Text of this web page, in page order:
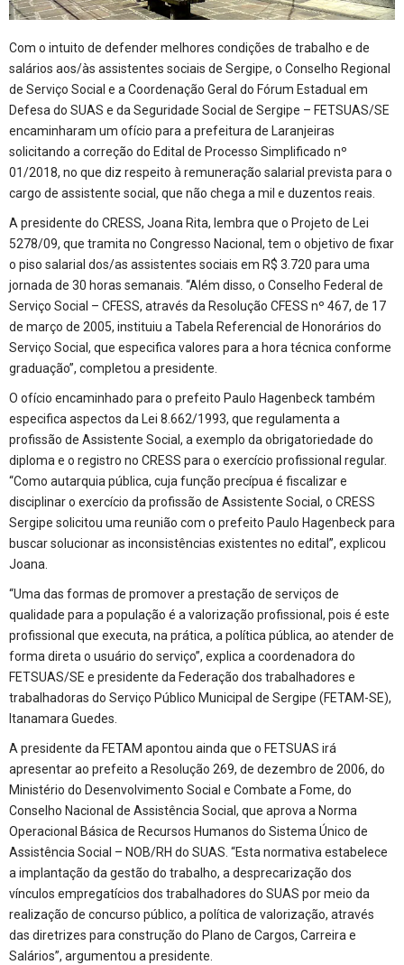
Com o intuito de defender melhores condições de trabalho e de
salários aos/às assistentes sociais de Sergipe, o Conselho Regional
de Serviço Social e a Coordenação Geral do Fórum Estadual em
Defesa do SUAS e da Seguridade Social de Sergipe – FETSUAS/SE
encaminharam um ofício para a prefeitura de Laranjeiras
solicitando a correção do Edital de Processo Simplificado nº
01/2018, no que diz respeito à remuneração salarial prevista para o
cargo de assistente social, que não chega a mil e duzentos reais.
A presidente do CRESS, Joana Rita, lembra que o Projeto de Lei
5278/09, que tramita no Congresso Nacional, tem o objetivo de fixar
o piso salarial dos/as assistentes sociais em R$ 3.720 para uma
jornada de 30 horas semanais. “Além disso, o Conselho Federal de
Serviço Social – CFESS, através da Resolução CFESS nº 467, de 17
de março de 2005, instituiu a Tabela Referencial de Honorários do
Serviço Social, que especifica valores para a hora técnica conforme
graduação”, completou a presidente.
O ofício encaminhado para o prefeito Paulo Hagenbeck também
especifica aspectos da Lei 8.662/1993, que regulamenta a
profissão de Assistente Social, a exemplo da obrigatoriedade do
diploma e o registro no CRESS para o exercício profissional regular.
“Como autarquia pública, cuja função precípua é fiscalizar e
disciplinar o exercício da profissão de Assistente Social, o CRESS
Sergipe solicitou uma reunião com o prefeito Paulo Hagenbeck para
buscar solucionar as inconsistências existentes no edital”, explicou
Joana.
“Uma das formas de promover a prestação de serviços de
qualidade para a população é a valorização profissional, pois é este
profissional que executa, na prática, a política pública, ao atender de
forma direta o usuário do serviço”, explica a coordenadora do
FETSUAS/SE e presidente da Federação dos trabalhadores e
trabalhadoras do Serviço Público Municipal de Sergipe (FETAM-SE),
Itanamara Guedes.
A presidente da FETAM apontou ainda que o FETSUAS irá
apresentar ao prefeito a Resolução 269, de dezembro de 2006, do
Ministério do Desenvolvimento Social e Combate a Fome, do
Conselho Nacional de Assistência Social, que aprova a Norma
Operacional Básica de Recursos Humanos do Sistema Único de
Assistência Social – NOB/RH do SUAS. “Esta normativa estabelece
a implantação da gestão do trabalho, a desprecarização dos
vínculos empregatícios dos trabalhadores do SUAS por meio da
realização de concurso público, a política de valorização, através
das diretrizes para construção do Plano de Cargos, Carreira e
Salários”, argumentou a presidente.